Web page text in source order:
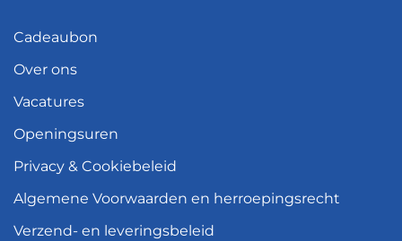
Cadeaubon
Over ons
Vacatures
Openingsuren
Privacy & Cookiebeleid
Algemene Voorwaarden en herroepingsrecht
Verzend- en leveringsbeleid